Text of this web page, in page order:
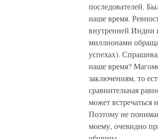
последователей.
наше время.
внутренней Индии
миллионами
успехах).
наше время?
заключениям, то
сравнительная
может встречаться
Поэтому не
моему, очевидно